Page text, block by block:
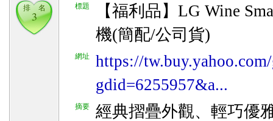
標題
【福利品】LG Wine
機(簡配/公司貨)
網址
https://
gdid=6255957&a...
摘要
經典摺疊外觀、輕巧優
排 名
3